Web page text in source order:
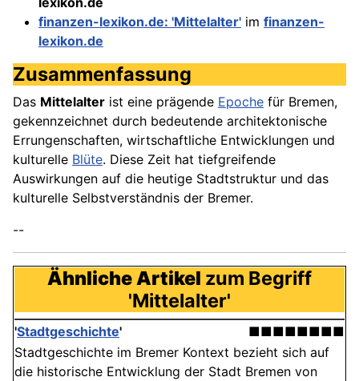
finanzen-lexikon.de: 'Mittelalter' im finanzen-
lexikon.de
Zusammenfassung
Das Mittelalter ist eine prägende Epoche für Bremen,
gekennzeichnet durch bedeutende architektonische
Errungenschaften, wirtschaftliche Entwicklungen und
kulturelle Blüte. Diese Zeit hat tiefgreifende
Auswirkungen auf die heutige Stadtstruktur und das
kulturelle Selbstverständnis der Bremer.
--
Ähnliche Artikel zum Begriff
'Mittelalter'
'Stadtgeschichte'
■■■■■■■■
Stadtgeschichte im Bremer Kontext bezieht sich auf
die historische Entwicklung der Stadt Bremen von